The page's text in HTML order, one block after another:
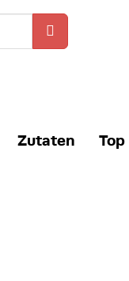
Zutaten Top